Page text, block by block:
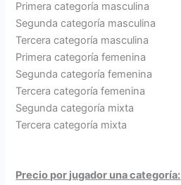
Primera categoría masculina
Segunda categoría masculina
Tercera categoría masculina
Primera categoría femenina
Segunda categoría femenina
Tercera categoría femenina
Segunda categoría mixta
Tercera categoría mixta
Precio por jugador una categoría: